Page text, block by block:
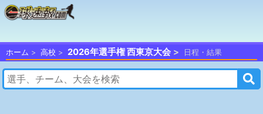
ホーム 高校 2026年選手権 西東京大会 日程・結果